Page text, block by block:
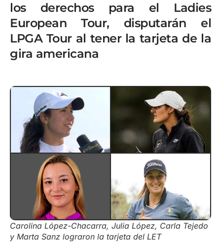
los derechos para el Ladies
European Tour, disputarán el
LPGA Tour al tener la tarjeta de la
gira americana
Carolina López-Chacarra, Julia López, Carla Tejedo
y Marta Sanz lograron la tarjeta del LET